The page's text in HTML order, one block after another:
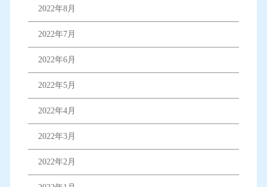
2022年8月
2022年7月
2022年6月
2022年5月
2022年4月
2022年3月
2022年2月